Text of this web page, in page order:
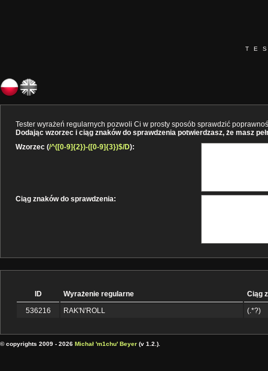
Tester wyrażeń regularnych pozwoli Ci w prosty sposób sprawdzić
Dodając wzorzec i ciąg znaków do sprawdzenia potwierdzasz, że masz
Wzorzec (/^([0-9]{2})-([0-9]{3})$/D):
Ciąg znaków do sprawdzenia:
ID Wyrażenie regularne
Ciąg
536216
RAK'N'ROLL (.*?)
© copyrights 2009 - 2026 Michał 'm1chu' Beyer (v 1.2.).